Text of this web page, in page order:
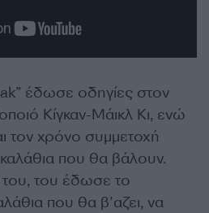
έδωσε οδηγίες στον
Κίγκαν-Μάικλ Κι, ενώ
τον χρόνο συμμετοχή
που θα βάλουν.
του έδωσε το
που θα β’αζει, να